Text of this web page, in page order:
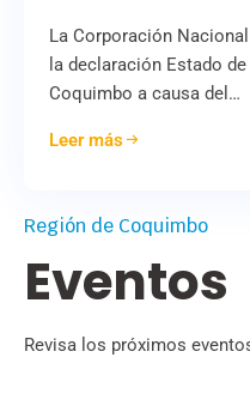
La Corporación
la declaración Estado
Coquimbo a causa del…
Leer más
Región de Coquimbo
Eventos
Revisa los próximos